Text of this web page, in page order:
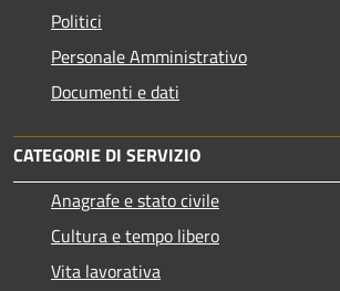
Politici
Personale Amministrativo
Documenti e dati
CATEGORIE DI SERVIZIO
Anagrafe e stato civile
Cultura e tempo libero
Vita lavorativa